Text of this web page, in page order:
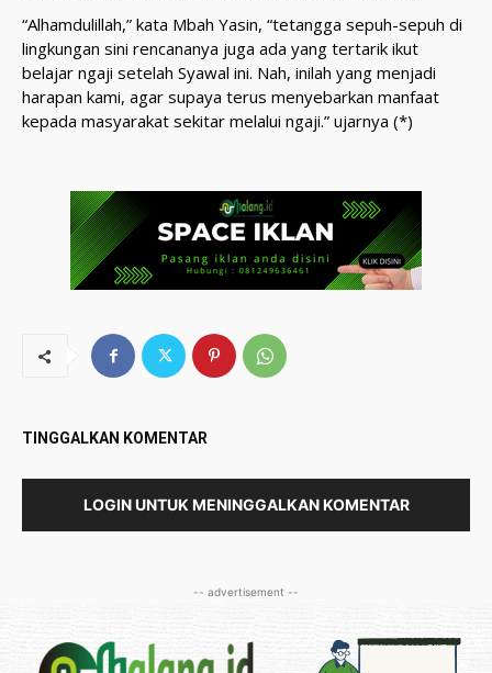
“Alhamdulillah,” kata Mbah Yasin, “tetangga sepuh-sepuh di
lingkungan sini rencananya juga ada yang tertarik ikut
belajar ngaji setelah Syawal ini. Nah, inilah yang menjadi
harapan kami, agar supaya terus menyebarkan manfaat
kepada masyarakat sekitar melalui ngaji.” ujarnya (*)
TINGGALKAN KOMENTAR
LOGIN UNTUK MENINGGALKAN KOMENTAR
-- advertisement --